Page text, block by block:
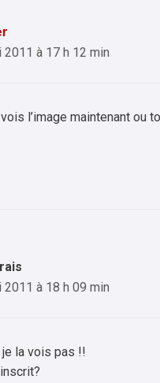
2011 à 17 h 12 min
l’image maintenant ou
2011 à 18 h 09 min
je la vois pas !!